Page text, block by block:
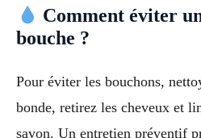
Comment éviter
bouche ?
Pour éviter les bouchons,
bonde, retirez les cheveux et
savon. Un entretien préventif